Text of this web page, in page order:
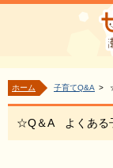
ホーム 子育てQ&A
☆Q＆A よくある